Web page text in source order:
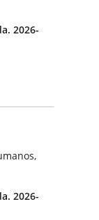
2026-
2026-